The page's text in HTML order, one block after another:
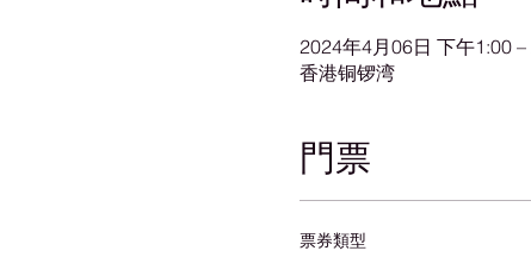
2024年4月06日 下午1:00
香港铜锣湾
門票
票券類型